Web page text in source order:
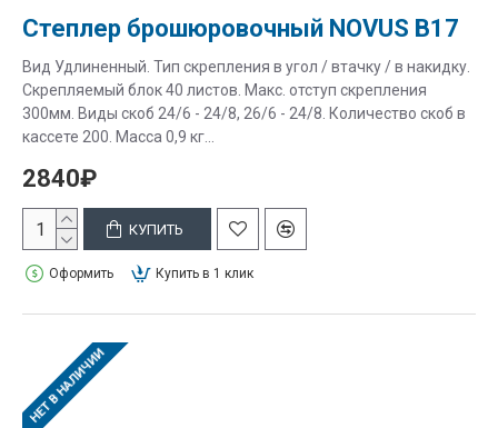
Степлер брошюровочный NOVUS B17
Вид Удлиненный. Тип скрепления в угол / втачку / в накидку.
Скрепляемый блок 40 листов. Макс. отступ скрепления
300мм. Виды скоб 24/6 - 24/8, 26/6 - 24/8. Количество скоб в
кассете 200. Масса 0,9 кг...
2840₽
КУПИТЬ
Оформить Купить в 1 клик
НЕТ В НАЛИЧИИ